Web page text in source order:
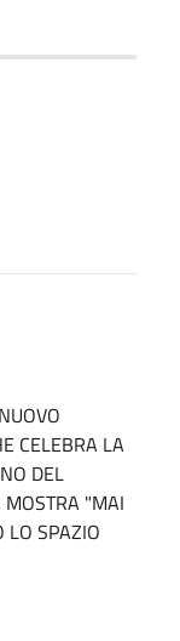
CELEBRA LA
DEL
MOSTRA "MAI
LO SPAZIO